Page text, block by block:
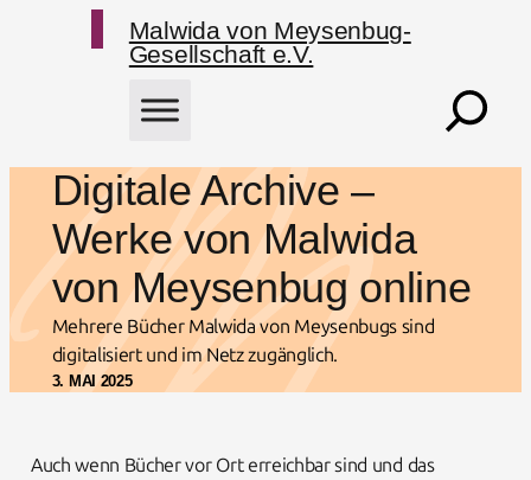
Zum Hauptmenü springen
Zum Hauptmenü springen
Zum Inhalt springen
Zum Fußbereich springen
Malwida von Meysenbug-
Gesellschaft e.V.
Digitale Archive –
Werke von Malwida
von Meysenbug online
Mehrere Bücher Malwida von Meysenbugs sind
digitalisiert und im Netz zugänglich.
3. MAI 2025
Auch wenn Bücher vor Ort erreichbar sind und das